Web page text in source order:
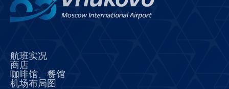
航班实况
商店
咖啡馆、餐馆
机场布局图